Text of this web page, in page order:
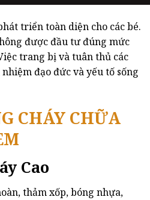
triển toàn diện cho các bé.
được đầu tư đúng mức
trang bị và tuân thủ các
đạo đức và yếu tố sống
CHÁY CHỮA
Cao
thảm xốp, bóng nhựa,